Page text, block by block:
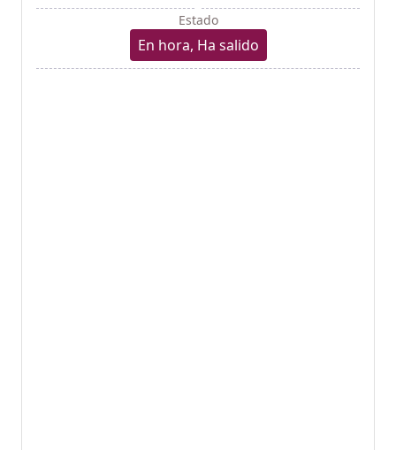
Estado
En hora, Ha salido